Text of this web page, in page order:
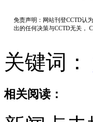
免责声明：网站刊登CCTD认
出的任何决策与CCTD无关，
关键词：
相关阅读：